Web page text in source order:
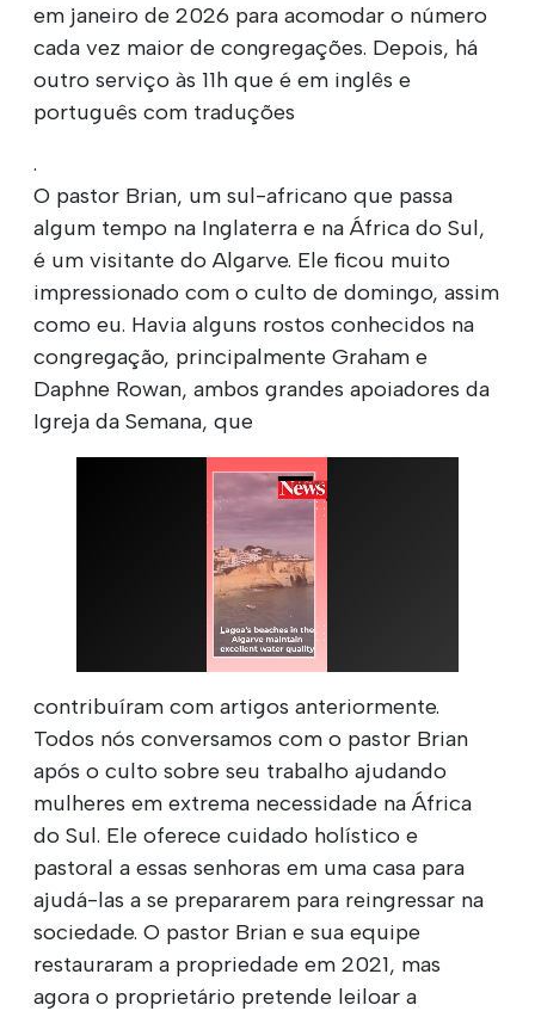
em janeiro de 2026 para acomodar o número
cada vez maior de congregações. Depois, há
outro serviço às 11h que é em inglês e
português com traduções
.
O pastor Brian, um sul-africano que passa
algum tempo na Inglaterra e na África do Sul,
é um visitante do Algarve. Ele ficou muito
impressionado com o culto de domingo, assim
como eu. Havia alguns rostos conhecidos na
congregação, principalmente Graham e
Daphne Rowan, ambos grandes apoiadores da
Igreja da Semana, que
contribuíram com artigos anteriormente.
Todos nós conversamos com o pastor Brian
após o culto sobre seu trabalho ajudando
mulheres em extrema necessidade na África
do Sul. Ele oferece cuidado holístico e
pastoral a essas senhoras em uma casa para
ajudá-las a se prepararem para reingressar na
sociedade. O pastor Brian e sua equipe
restauraram a propriedade em 2021, mas
agora o proprietário pretende leiloar a